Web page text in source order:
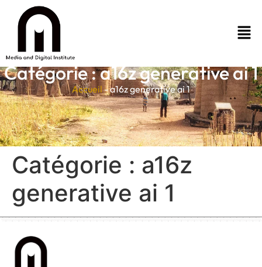
Catégorie :a16z generative ai 1
Accueil-a16z generative ai 1
Catégorie : a16z
generative ai 1